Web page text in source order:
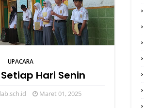
UPACARA
Hari Senin
Maret 01, 2025